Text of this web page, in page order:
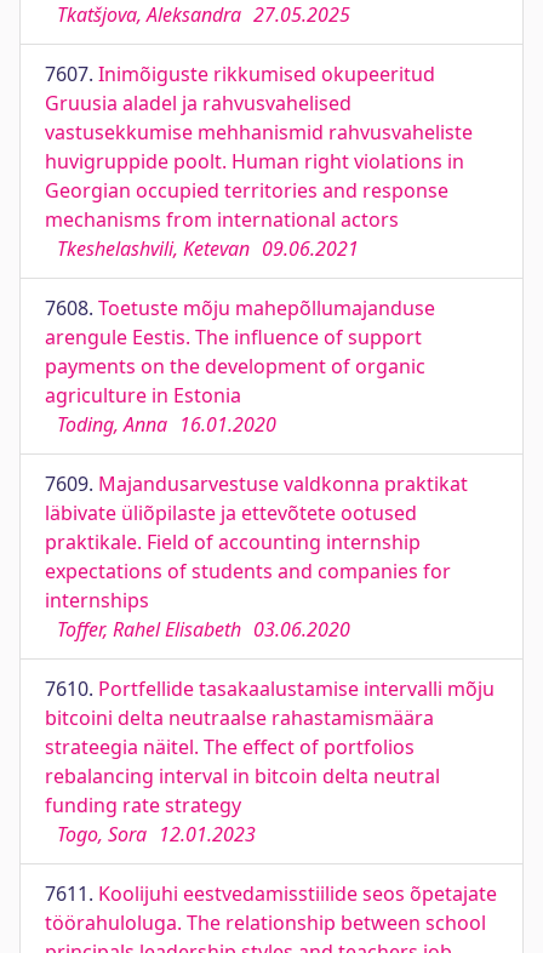
Tkatšjova, Aleksandra 27.05.2025
7607. Inimõiguste rikkumised okupeeritud
Gruusia aladel ja rahvusvahelised
vastusekkumise mehhanismid rahvusvaheliste
huvigruppide poolt. Human right violations in
Georgian occupied territories and response
mechanisms from international actors
Tkeshelashvili, Ketevan 09.06.2021
7608. Toetuste mõju mahepõllumajanduse
arengule Eestis. The influence of support
payments on the development of organic
agriculture in Estonia
Toding, Anna 16.01.2020
7609. Majandusarvestuse valdkonna praktikat
läbivate üliõpilaste ja ettevõtete ootused
praktikale. Field of accounting internship
expectations of students and companies for
internships
Toffer, Rahel Elisabeth 03.06.2020
7610. Portfellide tasakaalustamise intervalli mõju
bitcoini delta neutraalse rahastamismäära
strateegia näitel. The effect of portfolios
rebalancing interval in bitcoin delta neutral
funding rate strategy
Togo, Sora 12.01.2023
7611. Koolijuhi eestvedamisstiilide seos õpetajate
töörahuloluga. The relationship between school